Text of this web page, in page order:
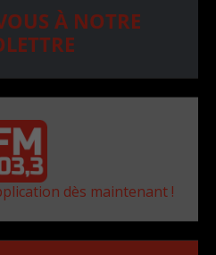
À NOTRE
dès maintenant !